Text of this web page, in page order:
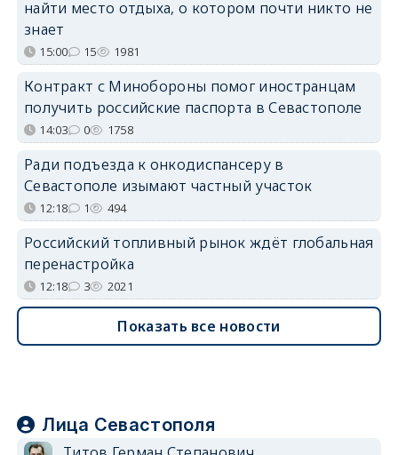
найти место отдыха, о котором почти никто не
знает
15:00 15 1981
Контракт с Минобороны помог иностранцам
получить российские паспорта в Севастополе
14:03 0 1758
Ради подъезда к онкодиспансеру в
Севастополе изымают частный участок
12:18 1 494
Российский топливный рынок ждёт глобальная
перенастройка
12:18 3 2021
Показать все новости
Лица Севастополя